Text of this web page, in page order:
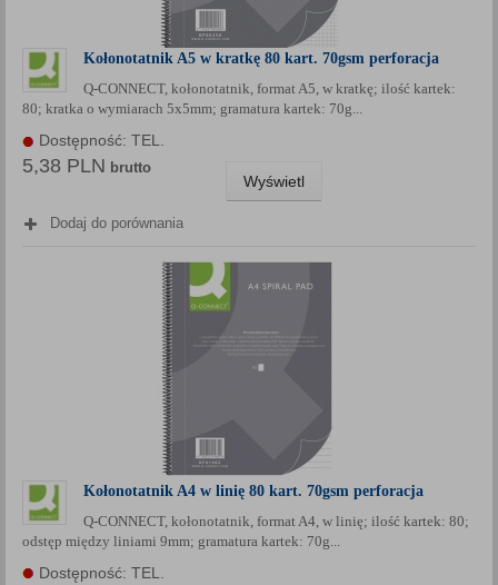
Kołonotatnik A5 w kratkę 80 kart. 70gsm perforacja
Q-CONNECT, kołonotatnik, format A5, w kratkę; ilość kartek:
80; kratka o wymiarach 5x5mm; gramatura kartek: 70g...
Dostępność: TEL.
5,38 PLN brutto
Wyświetl
Dodaj do porównania
Kołonotatnik A4 w linię 80 kart. 70gsm perforacja
Q-CONNECT, kołonotatnik, format A4, w linię; ilość kartek: 80;
odstęp między liniami 9mm; gramatura kartek: 70g...
Dostępność: TEL.